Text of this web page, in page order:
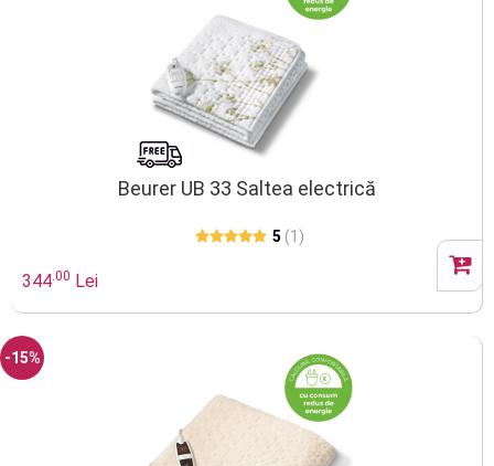
Beurer UB 33 Saltea electrică
5 (1)
344.00 Lei
-15%